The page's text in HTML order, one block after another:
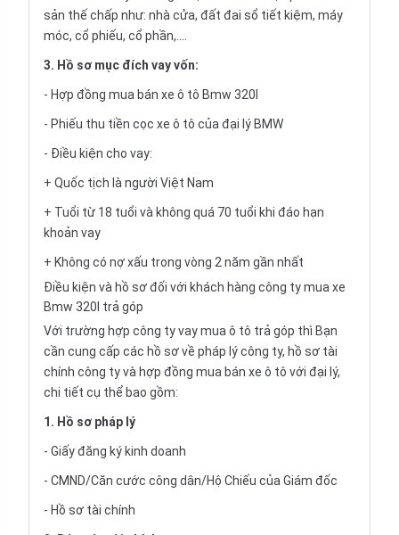
sản thế chấp như: nhà cửa, đất đai sổ tiết kiệm, máy
móc, cổ phiếu, cổ phần,....
3. Hồ sơ mục đích vay vốn:
- Hợp đồng mua bán xe ô tô Bmw 320I
- Phiếu thu tiền cọc xe ô tô của đại lý BMW
- Điều kiện cho vay:
+ Quốc tịch là người Việt Nam
+ Tuổi từ 18 tuổi và không quá 70 tuổi khi đáo hạn
khoản vay
+ Không có nợ xấu trong vòng 2 năm gần nhất
Điều kiện và hồ sơ đối với khách hàng công ty mua xe
Bmw 320I trả góp
Với trường hợp công ty vaymua ô tô trả góp thì Bạn
cần cung cấp các hồ sơ về pháp lý công ty, hồ sơ tài
chính công ty và hợp đồng mua bán xe ô tô với đại lý,
chi tiết cụ thể bao gồm:
1. Hồ sơ pháp lý
- Giấy đăng ký kinh doanh
- CMND/Căn cước công dân/Hộ Chiếu của Giám đốc
- Hồ sơ tài chính